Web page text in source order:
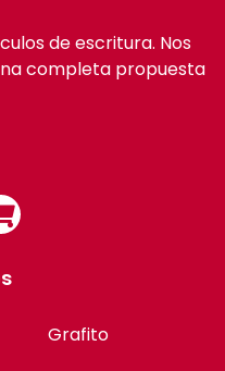
de escritura. Nos
completa propuesta
Grafito